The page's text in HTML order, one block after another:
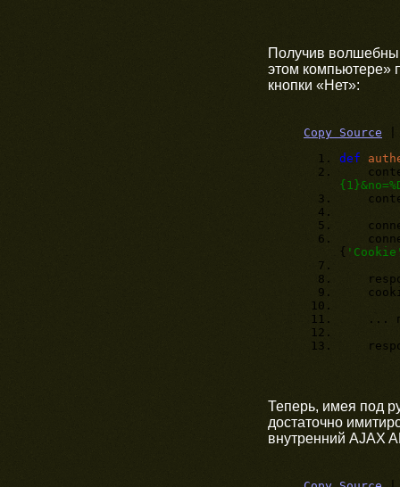
Получив
этом компьютере»
кнопки «Нет»:
Copy Source
def
{
...
Теперь, имея под
достаточно
внутренний AJAX